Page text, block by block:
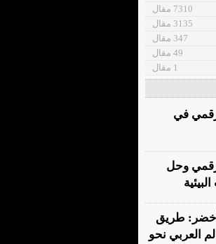
7310 مقال
3135 مقال
347 مقال
49 مقال
1 مقال
في
وحل
طريق
العربي نحو